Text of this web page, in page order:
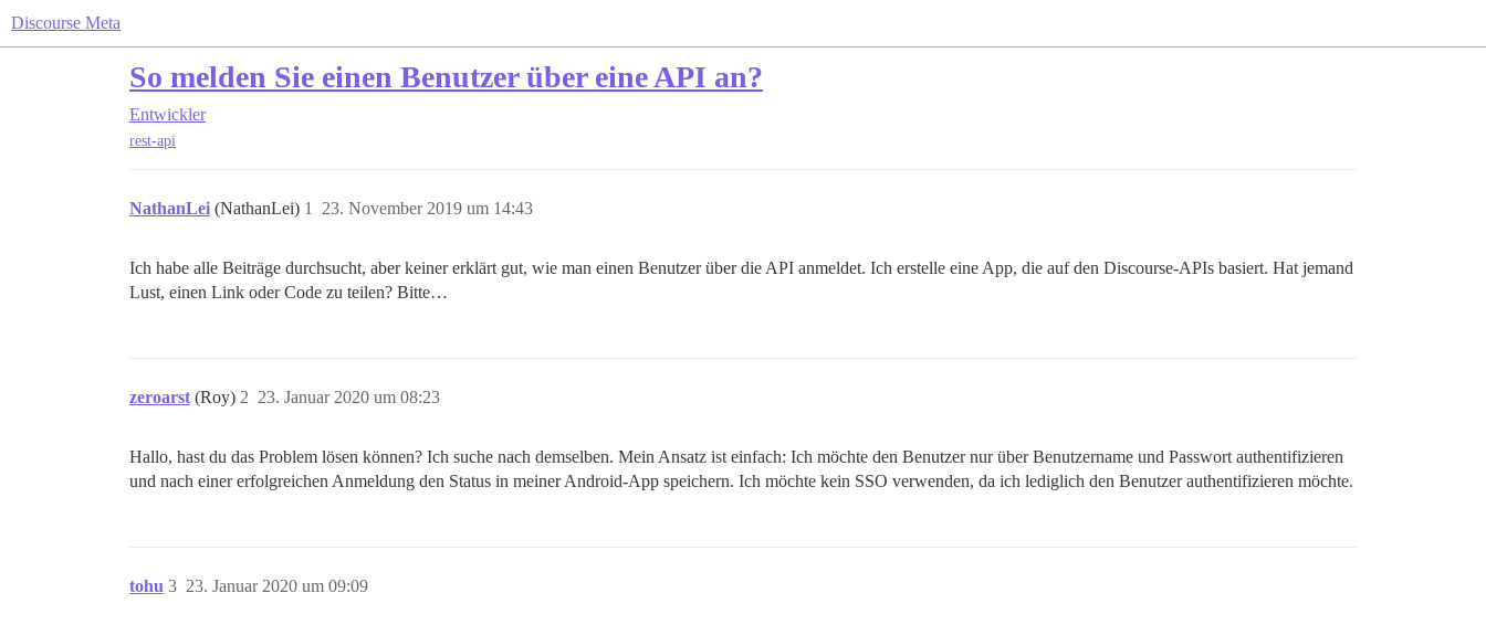
Discourse Meta
So melden Sie einen Benutzer über eine API an?
Entwickler
rest-api
NathanLei (NathanLei) 23. November 2019 um 14:43
1
Ich habe alle Beiträge durchsucht, aber keiner erklärt gut, wie man einen Benutzer über die API anmeldet. Ich erstelle eine App, die auf den Discourse-APIs basiert. Hat jemand
Lust, einen Link oder Code zu teilen? Bitte…
zeroarst (Roy) 23. Januar 2020 um 08:23
2
Hallo, hast du das Problem lösen können? Ich suche nach demselben. Mein Ansatz ist einfach: Ich möchte den Benutzer nur über Benutzername und Passwort authentifizieren
und nach einer erfolgreichen Anmeldung den Status in meiner Android-App speichern. Ich möchte kein SSO verwenden, da ich lediglich den Benutzer authentifizieren möchte.
tohu 23. Januar 2020 um 09:09
3